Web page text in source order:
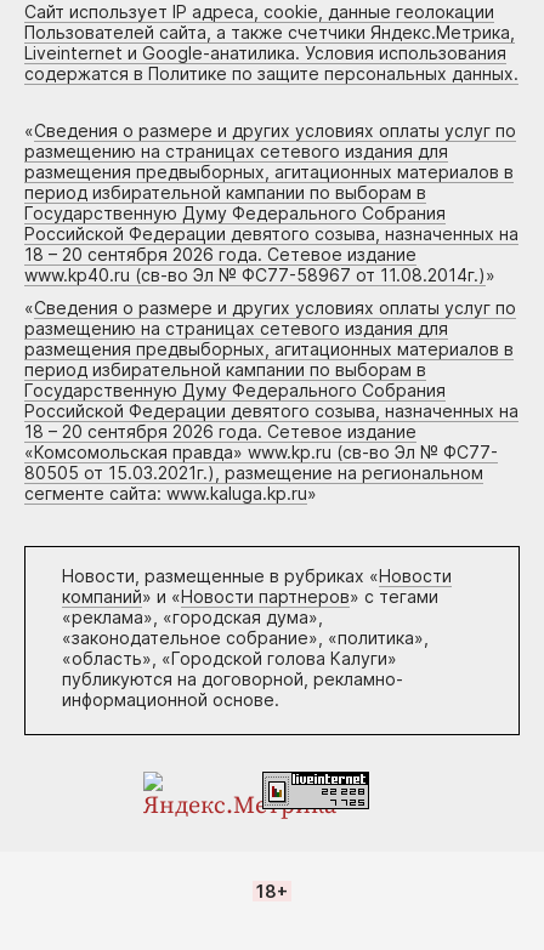
Сайт использует IP адреса, cookie, данные геолокации
Пользователей сайта, а также счетчики Яндекс.Метрика,
Liveinternet и Google-анатилика. Условия использования
содержатся в Политике по защите персональных данных.
«Сведения о размере и других условиях оплаты услуг по
размещению на страницах сетевого издания для
размещения предвыборных, агитационных материалов в
период избирательной кампании по выборам в
Государственную Думу Федерального Собрания
Российской Федерации девятого созыва, назначенных на
18 – 20 сентября 2026 года. Сетевое издание
www.kp40.ru (св-во Эл № ФС77-58967 от 11.08.2014г.)»
«Сведения о размере и других условиях оплаты услуг по
размещению на страницах сетевого издания для
размещения предвыборных, агитационных материалов в
период избирательной кампании по выборам в
Государственную Думу Федерального Собрания
Российской Федерации девятого созыва, назначенных на
18 – 20 сентября 2026 года. Сетевое издание
«Комсомольская правда» www.kp.ru (св-во Эл № ФС77-
80505 от 15.03.2021г.), размещение на региональном
сегменте сайта: www.kaluga.kp.ru»
Новости, размещенные в рубриках «Новости
компаний» и «Новости партнеров» с тегами
«реклама», «городская дума»,
«законодательное собрание», «политика»,
«область», «Городской голова Калуги»
публикуются на договорной, рекламно-
информационной основе.
18+